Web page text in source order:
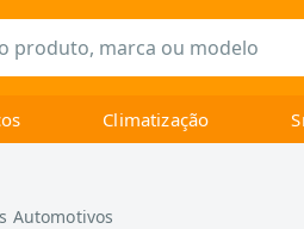
Climatização
Automotivos